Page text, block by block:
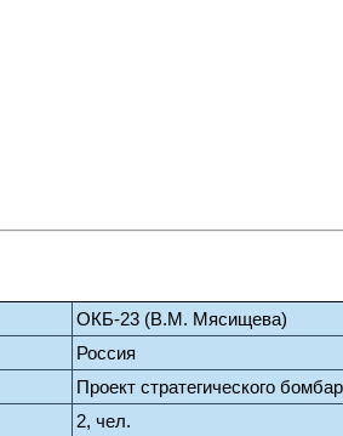
ОКБ-23 (В.М. Мясищева)
Россия
Проект стратегического
2, чел.